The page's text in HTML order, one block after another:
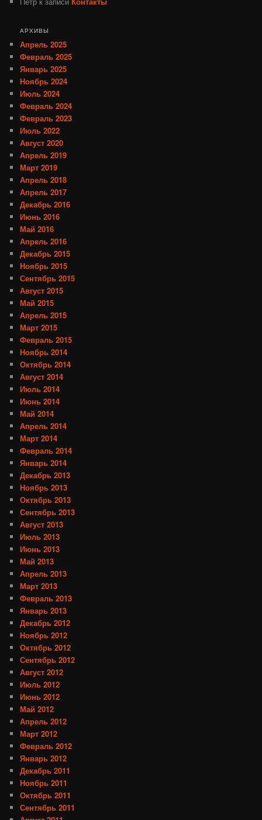
АРХИВЫ
Апрель 2025
Февраль 2025
Январь 2025
Ноябрь 2024
Июль 2024
Февраль 2024
Февраль 2023
Июль 2022
Август 2020
Апрель 2019
Март 2019
Апрель 2018
Апрель 2017
Декабрь 2016
Июнь 2016
Май 2016
Апрель 2016
Декабрь 2015
Ноябрь 2015
Сентябрь 2015
Август 2015
Май 2015
Апрель 2015
Март 2015
Февраль 2015
Ноябрь 2014
Октябрь 2014
Август 2014
Июль 2014
Июнь 2014
Май 2014
Апрель 2014
Март 2014
Февраль 2014
Январь 2014
Декабрь 2013
Ноябрь 2013
Октябрь 2013
Сентябрь 2013
Август 2013
Июль 2013
Июнь 2013
Май 2013
Апрель 2013
Март 2013
Февраль 2013
Январь 2013
Декабрь 2012
Ноябрь 2012
Октябрь 2012
Сентябрь 2012
Август 2012
Июль 2012
Июнь 2012
Май 2012
Апрель 2012
Март 2012
Февраль 2012
Январь 2012
Декабрь 2011
Ноябрь 2011
Октябрь 2011
Сентябрь 2011